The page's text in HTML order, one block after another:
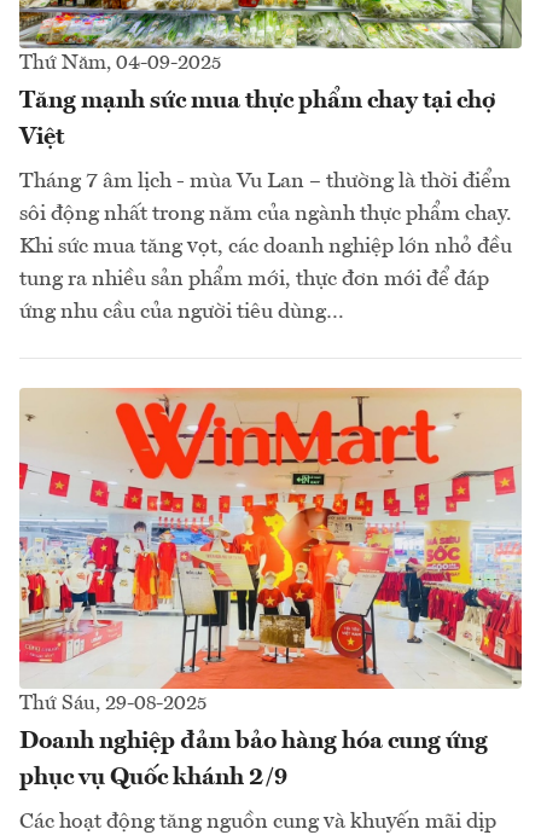
Thứ Năm, 04-09-2025
Tăng mạnh sức mua thực phẩm chay tại chợ
Việt
Tháng 7 âm lịch - mùa Vu Lan – thường là thời điểm
sôi động nhất trong năm của ngành thực phẩm chay.
Khi sức mua tăng vọt, các doanh nghiệp lớn nhỏ đều
tung ra nhiều sản phẩm mới, thực đơn mới để đáp
ứng nhu cầu của người tiêu dùng…
Thứ Sáu, 29-08-2025
Doanh nghiệp đảm bảo hàng hóa cung ứng
phục vụ Quốc khánh 2/9
Các hoạt động tăng nguồn cung và khuyến mãi dịp